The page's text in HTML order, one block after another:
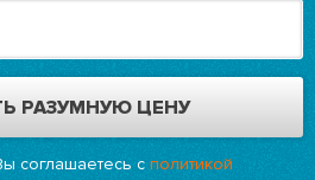
соглашаетесь с политикой